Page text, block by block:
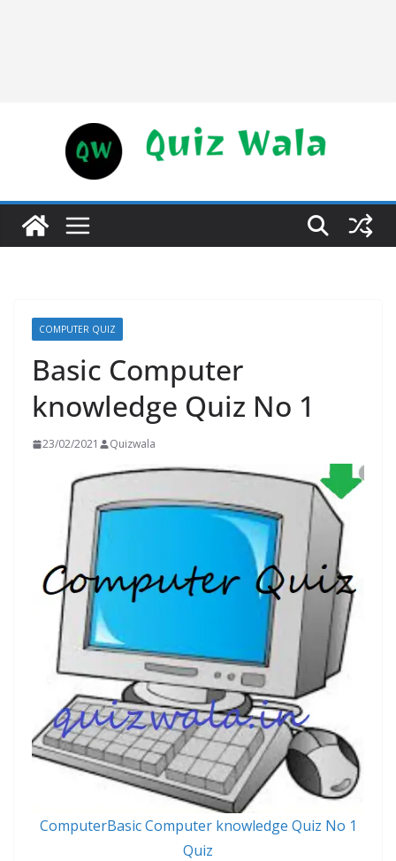
COMPUTER QUIZ
Basic Computer
knowledge Quiz No 1
23/02/2021 Quizwala
ComputerBasic Computer knowledge Quiz No 1
Quiz